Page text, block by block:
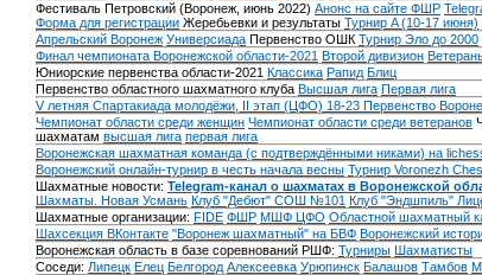
Фестиваль Петровский (Воронеж, июнь 2022) Анонс на сайте ФШР
Форма для регистрации Жеребьевки и результаты Турнир A (10-17 июня)
Апрельский Воронеж Универсиада Первенство ОШК Турнир Эло до 2000
Финал чемпионата Воронежской области-2021 Второй дивизион
Юниорские первенства области-2021 Классика Рапид Блиц
Первенство областного шахматного клуба Высшая лига Первая лига
V летняя Спартакиада молодёжи, II этап (ЦФО) 18-23 Первенство
Чемпионат области среди женщин Чемпионат области среди ветеранов
шахматам высшая лига первая лига
Воронежская шахматная команда (с подтверждёнными никами) на
Воронежский онлайн-турнир в честь начала весны Турнир Voronezh
Шахматные новости: Telegram-канал о шахматах в Воронежской
Шахматы. Новая Усмань Клуб "Дебют" СОШ №101 Клуб "Эндшпиль"
Шахматные организации: FIDE ФШР МШФ ЦФО Областной шахматный
Шахсекция ВКонтакте "Воронеж шахматный" на БВФ Воронежский
Воронежская область в базе соревнований РШФ: Турниры Шахматисты
Соседи: Липецк Елец Белгород Алексеевка Урюпинск Балашов Тамбов